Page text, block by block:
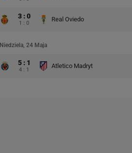
3 : 0
1 : 0
Real Oviedo
Niedziela, 24 Maja
5 : 1
4 : 1
Atletico Madryt